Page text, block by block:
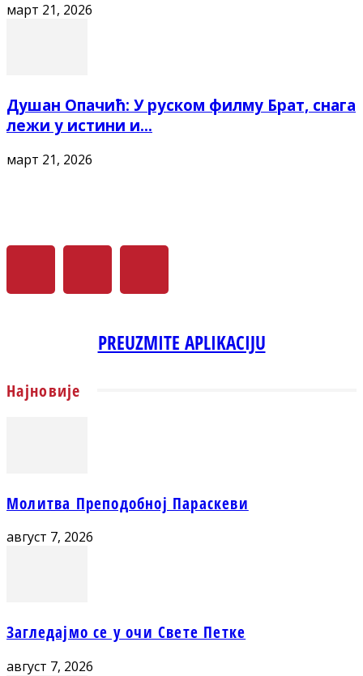
март 21, 2026
Душан Опачић: У руском филму Брат, снага
лежи у истини и...
март 21, 2026
PREUZMITE APLIKACIJU
Најновије
Молитва Преподобној Параскеви
август 7, 2026
Загледајмо се у очи Свете Петке
август 7, 2026